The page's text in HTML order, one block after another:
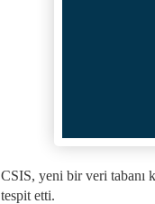
CSIS, yeni bir veri tabanı
tespit etti.